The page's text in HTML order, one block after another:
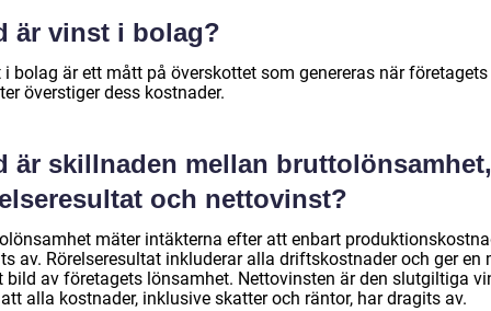
är vinst i bolag?
i bolag är ett mått på överskottet som genereras när företagets
överstiger dess kostnader.
är skillnaden mellan bruttolönsamhet,
och nettovinst?
mäter intäkterna efter att enbart
av. Rörelseresultat inkluderar alla driftskostnader och ger en
bild av företagets lönsamhet. Nettovinsten är den slutgiltiga
alla kostnader, inklusive skatter och räntor, har dragits av.